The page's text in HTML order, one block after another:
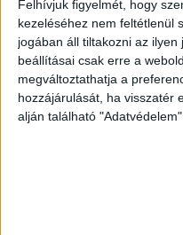
Felhívjuk figyelmét, hogy
kezeléséhez nem feltétlenül
jogában áll tiltakozni az
beállításai csak erre a
megváltoztathatja a
hozzájárulását, ha visszatér
alján található
Rákapcsolt az e-
Sportbiznisz 2018. május 16.
Két év alatt négymillió
csapatot a Lenovo égisze
Kupa. Az idén harmadik